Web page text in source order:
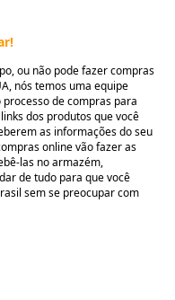
ou não pode fazer compras
nós temos uma equipe
de compras para
dos produtos que você
as informações do seu
online vão fazer as
las no armazém,
de tudo para que você
sem se preocupar com